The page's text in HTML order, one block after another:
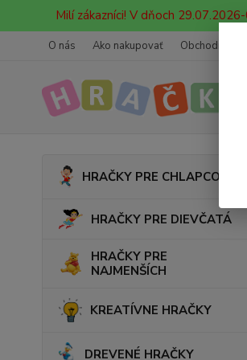
Milí zákazníci! V dňoch
O nás Ako nakupovať Obchodné
HRAČKY PRE CHLAPCOV
HRAČKY PRE DIEVČATÁ
HRAČKY PRE
NAJMENŠÍCH
KREATÍVNE HRAČKY
DREVENÉ HRAČKY